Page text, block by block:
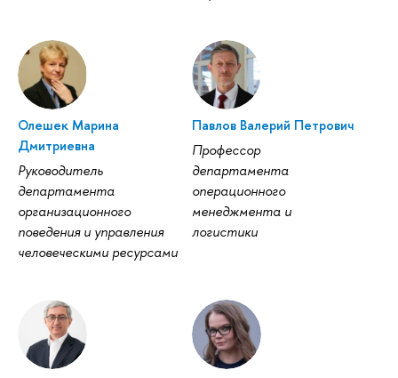
Олешек Марина
Дмитриевна
Руководитель
департамента
организационного
поведения и управления
человеческими ресурсами
Павлов Валерий Петрович
Профессор
департамента
операционного
менеджмента и
логистики